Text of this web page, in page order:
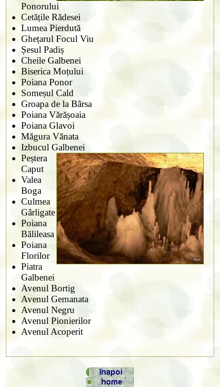
Ponorului
Cetățile Rădesei
Lumea Pierdută
Ghețarul Focul Viu
Șesul Padiș
Cheile Galbenei
Biserica Moțului
Poiana Ponor
Someșul Cald
Groapa de la Bârsa
Poiana Vărășoaia
Poiana Glavoi
Măgura Vănata
Izbucul Galbenei
Peștera
Caput
Valea
Boga
Culmea
Gârligate
Poiana
Bălileasa
Poiana
Florilor
Piatra
Galbenei
Avenul Bortig
Avenul Gemanata
Avenul Negru
Avenul Pionierilor
Avenul Acoperit